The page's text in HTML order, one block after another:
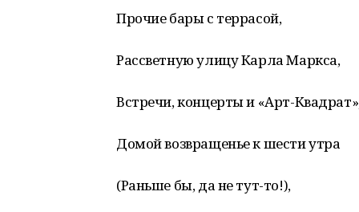
Прочие бары с террасой,
Рассветную улицу Карла Маркса,
Встречи, концерты и «Арт-
Домой возвращенье к шести утра
(Раньше бы, да не тут-то!),